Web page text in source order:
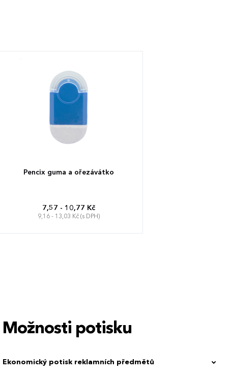
Pencix guma a ořezávátko
7,57 - 10,77 Kč
9,16 - 13,03 Kč (s DPH)
Možnosti potisku
Ekonomický potisk reklamních předmětů